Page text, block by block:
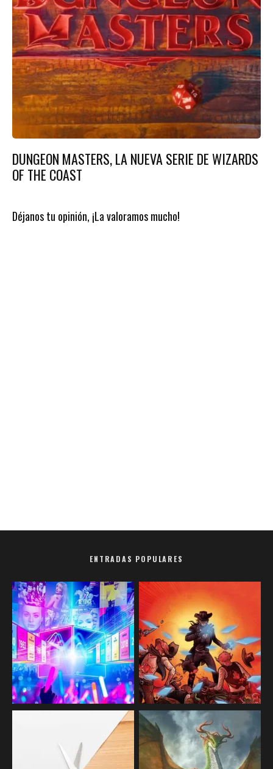
DUNGEON MASTERS, LA NUEVA SERIE DE WIZARDS
OF THE COAST
Déjanos tu opinión, ¡La valoramos mucho!
ENTRADAS POPULARES